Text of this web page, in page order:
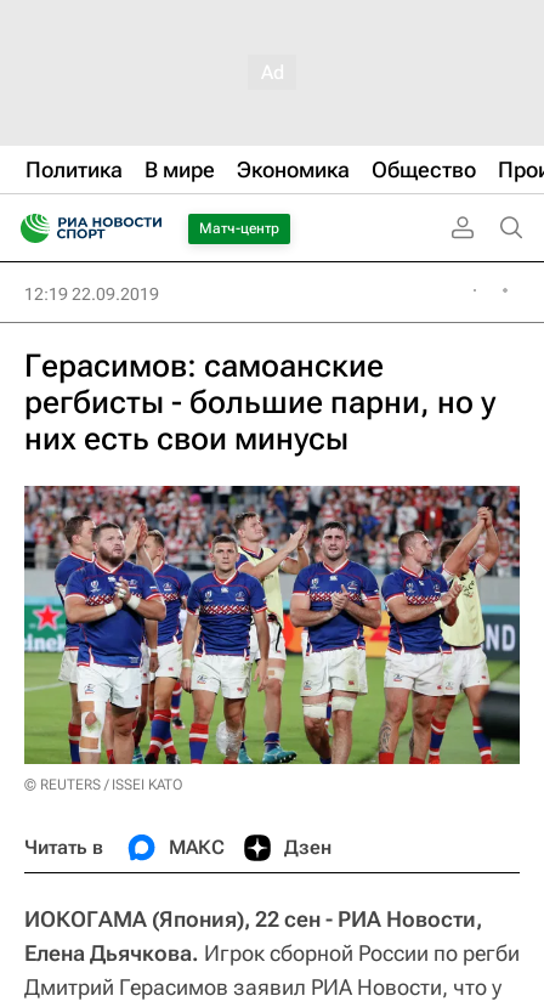
Политика В мире Экономика Общество
Матч-центр
12:19 22.09.2019
Герасимов: самоанские
регбисты - большие парни, но у
них есть свои минусы
© REUTERS / ISSEI KATO
Читать в МАКС Дзен
ИОКОГАМА (Япония), 22 сен - РИА Новости,
Елена Дьячкова. Игрок сборной России по регби
Дмитрий Герасимов заявил РИА Новости, что у